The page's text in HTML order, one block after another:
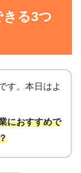
る3つ
す。本日はよ
におすすめで